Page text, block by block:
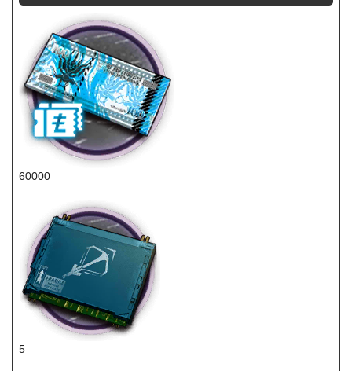
60000
5